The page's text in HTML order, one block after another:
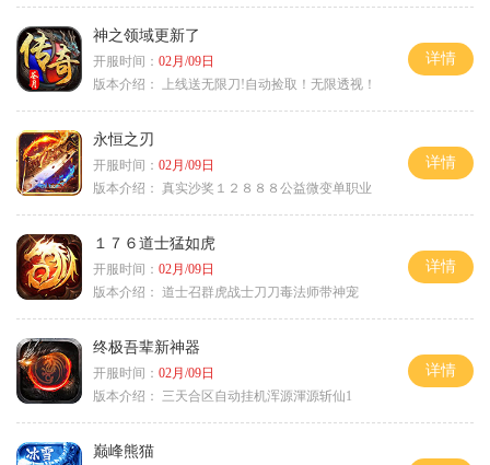
神之领域更新了
开服时间： 02月/09日
版本介绍：
上线送无限刀!自动捡取！无限透视！
详情
永恒之刃
开服时间： 02月/09日
版本介绍： 真实沙奖１２８８８公益微变单职业
详情
１７６道士猛如虎
开服时间： 02月/09日
版本介绍： 道士召群虎战士刀刀毒法师带神宠
详情
终极吾辈新神器
开服时间： 02月/09日
版本介绍：
三天合区自动挂机浑源渾源斩仙1
详情
巅峰熊猫